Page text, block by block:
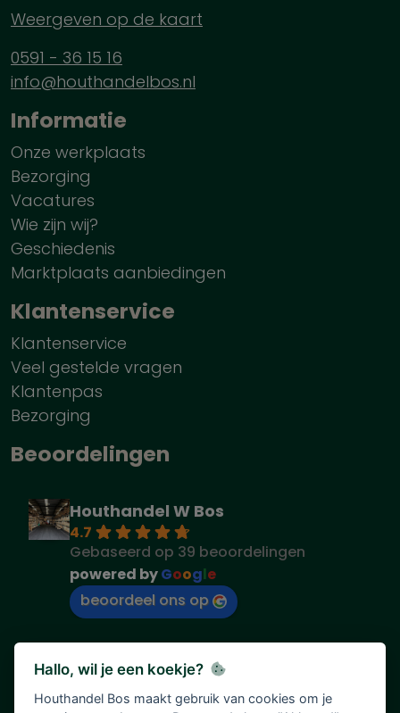
Weergeven op de kaart
0591 - 36 15 16
info@houthandelbos.nl
Informatie
Onze werkplaats
Bezorging
Vacatures
Wie zijn wij?
Geschiedenis
Marktplaats aanbiedingen
Klantenservice
Klantenservice
Veel gestelde vragen
Klantenpas
Bezorging
Beoordelingen
Houthandel W Bos
4.7
Gebaseerd op 39 beoordelingen
powered byGoogle
beoordeel ons op
Hallo, wil je een koekje?
Houthandel Bos maakt gebruik van cookies om je